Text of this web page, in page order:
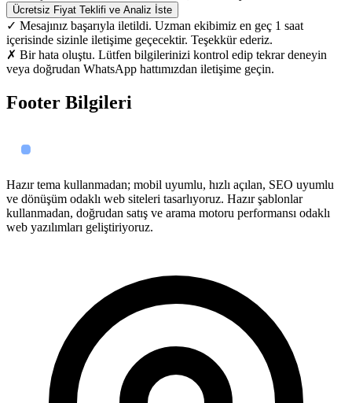
Ücretsiz Fiyat Teklifi ve Analiz İste
✓ Mesajınız başarıyla iletildi. Uzman ekibimiz en geç 1 saat
içerisinde sizinle iletişime geçecektir. Teşekkür ederiz.
✗ Bir hata oluştu. Lütfen bilgilerinizi kontrol edip tekrar deneyin
veya doğrudan WhatsApp hattımızdan iletişime geçin.
Footer Bilgileri
Hazır tema kullanmadan; mobil uyumlu, hızlı açılan, SEO uyumlu
ve dönüşüm odaklı web siteleri tasarlıyoruz. Hazır şablonlar
kullanmadan, doğrudan satış ve arama motoru performansı odaklı
web yazılımları geliştiriyoruz.